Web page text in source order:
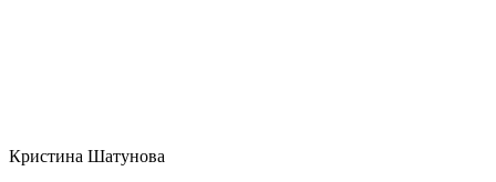
Кристина Шатунова